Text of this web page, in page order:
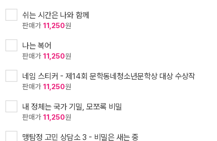
쉬는 시간은 나와 함께
판매가 11,250원
나는 복어
판매가 11,250원
네임 스티커 - 제14회 문학동네청소년문학상 대상 수상작
판매가 11,250원
내 정체는 국가 기밀, 모쪼록 비밀
판매가 11,250원
맹탐정 고민 상담소 3 - 비밀은 새는 중